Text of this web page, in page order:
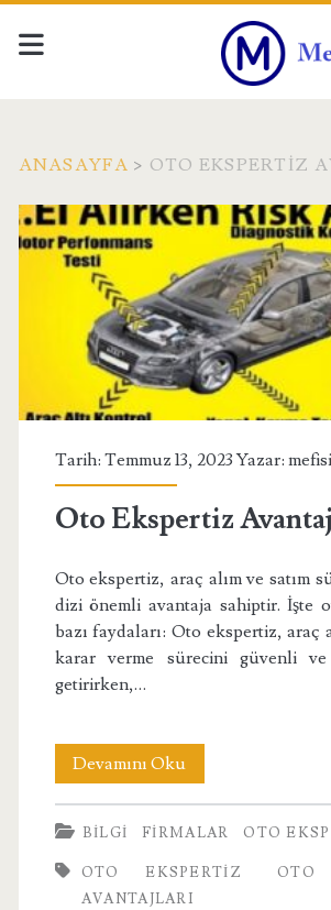
ANASAYFA > OTO EKSPERTIZ
Etiket:
<span>Oto
Ekspertiz
Avantajları</
Tarih: Temmuz 13, 2023 Yazar: mefisi
Oto Ekspertiz
Oto ekspertiz, araç alım ve satım
dizi önemli avantaja sahiptir. İşte
bazı faydaları: Oto ekspertiz, araç
karar verme sürecini güvenli
getirirken,…
Devamını OkuOto
Ekspertiz
Avantajları
BILGI FIRMALAR OTO
OTO EKSPERTIZ
OTO
AVANTAJLARI